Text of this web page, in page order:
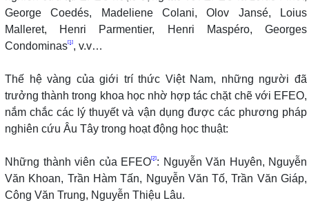
George Coedés, Madeliene Colani, Olov Jansé, Loius
Malleret, Henri Parmentier, Henri Maspéro, Georges
Condominas[1], v.v…
Thế hệ vàng của giới trí thức Việt Nam, những người đã
trưởng thành trong khoa học nhờ hợp tác chặt chẽ với EFEO,
nắm chắc các lý thuyết và vận dụng được các phương pháp
nghiên cứu Âu Tây trong hoạt động học thuật:
Những thành viên của EFEO[2]: Nguyễn Văn Huyên, Nguyễn
Văn Khoan, Trần Hàm Tấn, Nguyễn Văn Tố, Trần Văn Giáp,
Công Văn Trung, Nguyễn Thiệu Lâu.